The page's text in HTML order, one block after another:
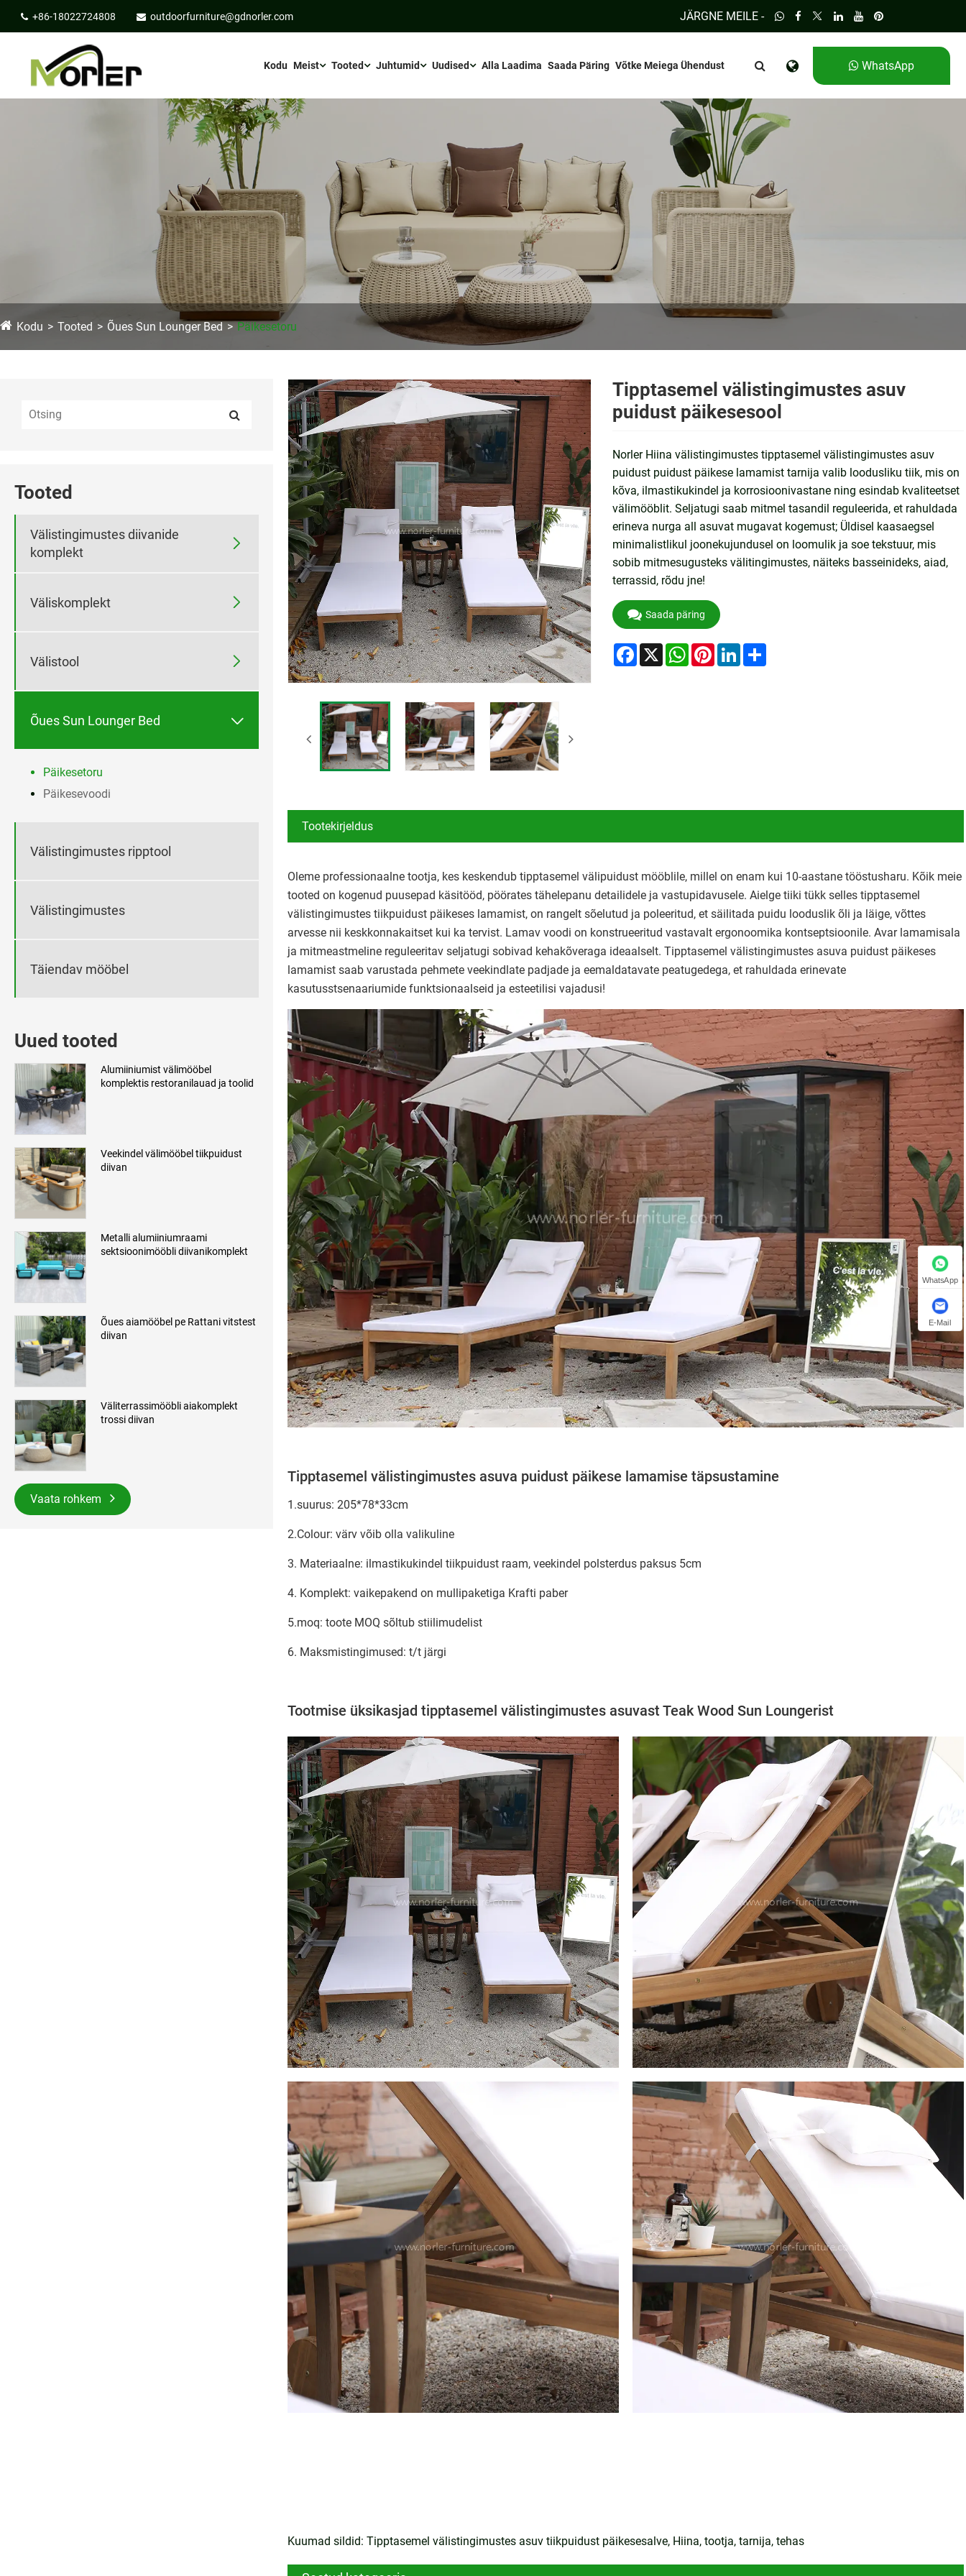
+86-18022724808 outdoorfurniture@gdnorler.com JÄRGNE MEILE -
Kodu Meist Tooted Juhtumid Uudised Alla Laadima Saada Päring Võtke Meiega Ühendust WhatsApp
Kodu Tooted Õues Sun Lounger Bed Päikesetoru
Tooted
Välistingimustes diivanide
komplekt

Väliskomplekt 
Välistool 
Õues Sun Lounger Bed 
Päikesetoru
Päikesevoodi
Välistingimustes ripptool
Välistingimustes
Täiendav mööbel
Uued tooted
Alumiiniumist välimööbel
komplektis restoranilauad ja toolid
Veekindel välimööbel tiikpuidust
diivan
Metalli alumiiniumraami
sektsioonimööbli diivanikomplekt
Õues aiamööbel pe Rattani vitstest
diivan
Väliterrassimööbli aiakomplekt
trossi diivan
Vaata rohkem
Tipptasemel välistingimustes asuv
puidust päikesesool
Norler Hiina välistingimustes tipptasemel välistingimustes asuv
puidust puidust päikese lamamist tarnija valib loodusliku tiik, mis on
kõva, ilmastikukindel ja korrosioonivastane ning esindab kvaliteetset
välimööblit. Seljatugi saab mitmel tasandil reguleerida, et rahuldada
erineva nurga all asuvat mugavat kogemust; Üldisel kaasaegsel
minimalistlikul joonekujundusel on loomulik ja soe tekstuur, mis
sobib mitmesugusteks välitingimustes, näiteks basseinideks, aiad,
terrassid, rõdu jne!
Saada päring
Facebook
X WhatsApp
PinterestLinkedInShare
Tootekirjeldus
Oleme professionaalne tootja, kes keskendub tipptasemel välipuidust mööblile, millel on enam kui 10-aastane tööstusharu. Kõik meie
tooted on kogenud puusepad käsitööd, pöörates tähelepanu detailidele ja vastupidavusele. Aielge tiiki tükk selles tipptasemel
välistingimustes tiikpuidust päikeses lamamist, on rangelt sõelutud ja poleeritud, et säilitada puidu looduslik õli ja läige, võttes
arvesse nii keskkonnakaitset kui ka tervist. Lamav voodi on konstrueeritud vastavalt ergonoomika kontseptsioonile. Avar lamamisala
ja mitmeastmeline reguleeritav seljatugi sobivad kehakõveraga ideaalselt. Tipptasemel välistingimustes asuva puidust päikeses
lamamist saab varustada pehmete veekindlate padjade ja eemaldatavate peatugedega, et rahuldada erinevate
kasutusstsenaariumide funktsionaalseid ja esteetilisi vajadusi!
Tipptasemel välistingimustes asuva puidust päikese lamamise täpsustamine
1.suurus: 205*78*33cm
2.Colour: värv võib olla valikuline
3. Materiaalne: ilmastikukindel tiikpuidust raam, veekindel polsterdus paksus 5cm
4. Komplekt: vaikepakend on mullipaketiga Krafti paber
5.moq: toote MOQ sõltub stiilimudelist
6. Maksmistingimused: t/t järgi
Tootmise üksikasjad tipptasemel välistingimustes asuvast Teak Wood Sun Loungerist
Kuumad sildid: Tipptasemel välistingimustes asuv tiikpuidust päikesesalve, Hiina, tootja, tarnija, tehas
WhatsApp
E-Mail